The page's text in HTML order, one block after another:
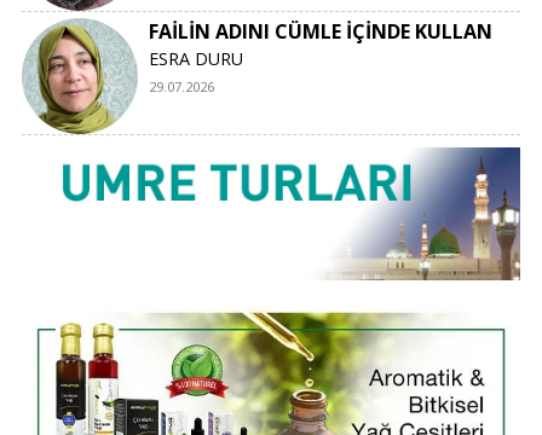
FAİLİN ADINI CÜMLE İÇİNDE KULLAN
ESRA DURU
29.07.2026